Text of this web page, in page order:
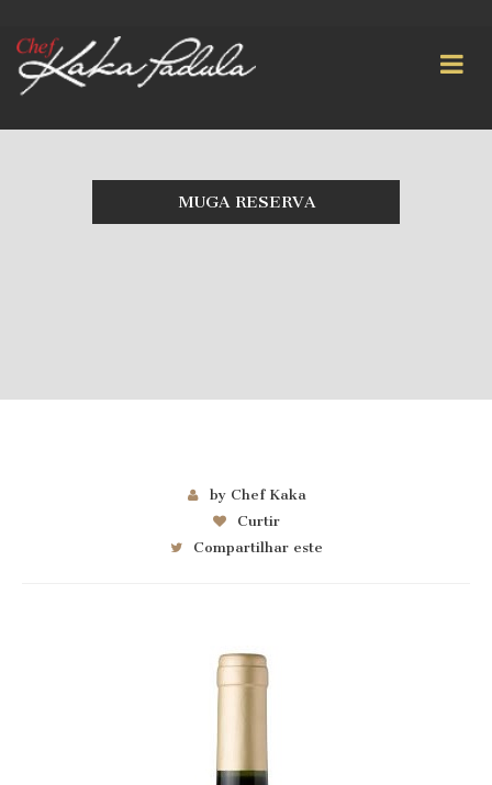
MUGA RESERVA
by Chef Kaka
Curtir
Compartilhar este